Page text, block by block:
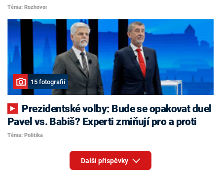
Téma: Rozhovor
15 fotografií
Pavel vs. Babiš? Experti zmiňují pro a proti
Téma: Politika
Další příspěvky